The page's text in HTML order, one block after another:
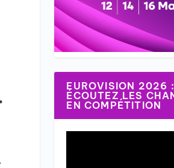
EUROVISION 2026 :
ÉCOUTEZ LES
EN COMPÉTITION